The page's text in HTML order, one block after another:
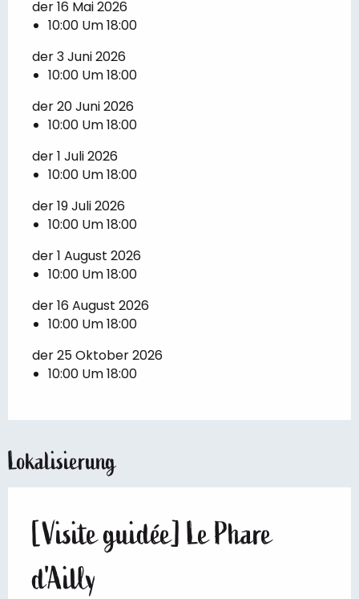
der 16 Mai 2026
10:00 Um 18:00
der 3 Juni 2026
10:00 Um 18:00
der 20 Juni 2026
10:00 Um 18:00
der 1 Juli 2026
10:00 Um 18:00
der 19 Juli 2026
10:00 Um 18:00
der 1 August 2026
10:00 Um 18:00
der 16 August 2026
10:00 Um 18:00
der 25 Oktober 2026
10:00 Um 18:00
Lokalisierung
[Visite guidée] Le Phare
d'Ailly